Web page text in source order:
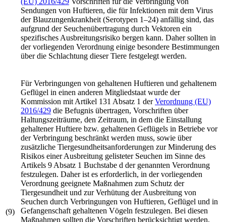
Sendungen von Huftieren, die für Infektionen mit dem Virus
der Blauzungenkrankheit (Serotypen 1–24) anfällig sind, das
aufgrund der Seuchenübertragung durch Vektoren ein
spezifisches Ausbreitungsrisiko bergen kann. Daher sollten in
der vorliegenden Verordnung einige besondere Bestimmungen
über die Schlachtung dieser Tiere festgelegt werden.
(9)
Für Verbringungen von gehaltenen Huftieren und gehaltenem
Geflügel in einen anderen Mitgliedstaat wurde der
Kommission mit Artikel 131 Absatz 1 derVerordnung (EU)
2016/429 die Befugnis übertragen, Vorschriften über
Haltungszeiträume, den Zeitraum, in dem die Einstallung
gehaltener Huftiere bzw. gehaltenen Geflügels in Betriebe vor
der Verbringung beschränkt werden muss, sowie über
zusätzliche Tiergesundheitsanforderungen zur Minderung des
Risikos einer Ausbreitung gelisteter Seuchen im Sinne des
Artikels 9 Absatz 1 Buchstabe d der genannten Verordnung
festzulegen. Daher ist es erforderlich, in der vorliegenden
Verordnung geeignete Maßnahmen zum Schutz der
Tiergesundheit und zur Verhütung der Ausbreitung von
Seuchen durch Verbringungen von Huftieren, Geflügel und in
Gefangenschaft gehaltenen Vögeln festzulegen. Bei diesen
Maßnahmen sollten die Vorschriften berücksichtigt werden,